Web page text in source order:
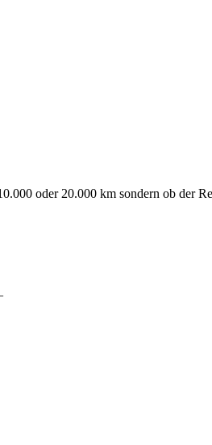
oder 20.000 km sondern ob der